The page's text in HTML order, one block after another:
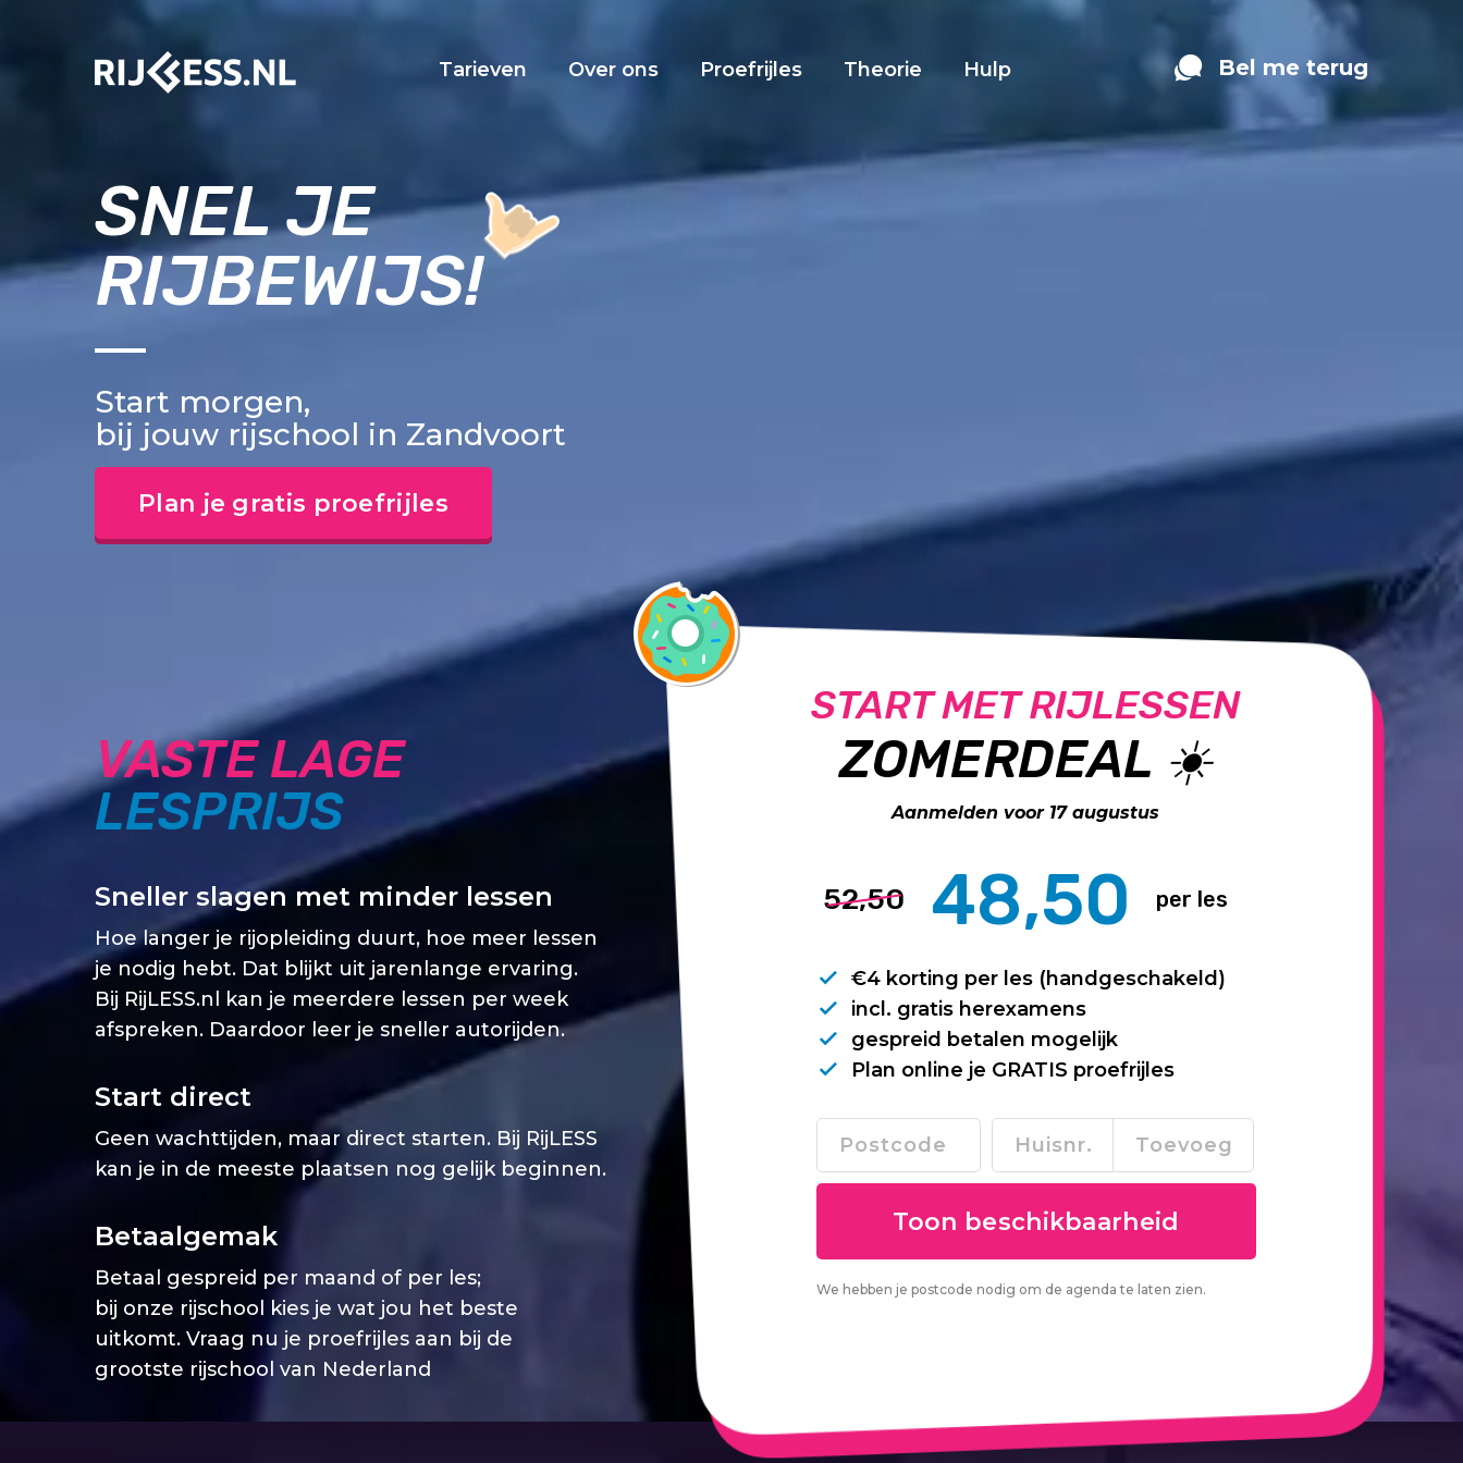
Tarieven Over ons Proefrijles Theorie Hulp Bel me terug
SNEL JE
RIJBEWIJS!
Start morgen,
bij jouw rijschool in Zandvoort
Plan je gratis proefrijles
START MET RIJLESSEN
ZOMERDEAL ☀️
Aanmelden voor 17 augustus
52,50 48,50 per les
€4 korting per les (handgeschakeld)
incl. gratis herexamens
gespreid betalen mogelijk
Plan online je GRATIS proefrijles
We hebben je postcode nodig om de agenda te laten zien.
VASTE LAGE
LESPRIJS
Sneller slagen met minder lessen
Hoe langer je rijopleiding duurt, hoe meer lessen
je nodig hebt. Dat blijkt uit jarenlange ervaring.
Bij RijLESS.nl kan je meerdere lessen per week
afspreken. Daardoor leer je sneller autorijden.
Start direct
Geen wachttijden, maar direct starten. Bij RijLESS
kan je in de meeste plaatsen nog gelijk beginnen.
Betaalgemak
Betaal gespreid per maand of per les;
bij onze rijschool kies je wat jou het beste
uitkomt. Vraag nu je proefrijles aan bij de
grootste rijschool van Nederland